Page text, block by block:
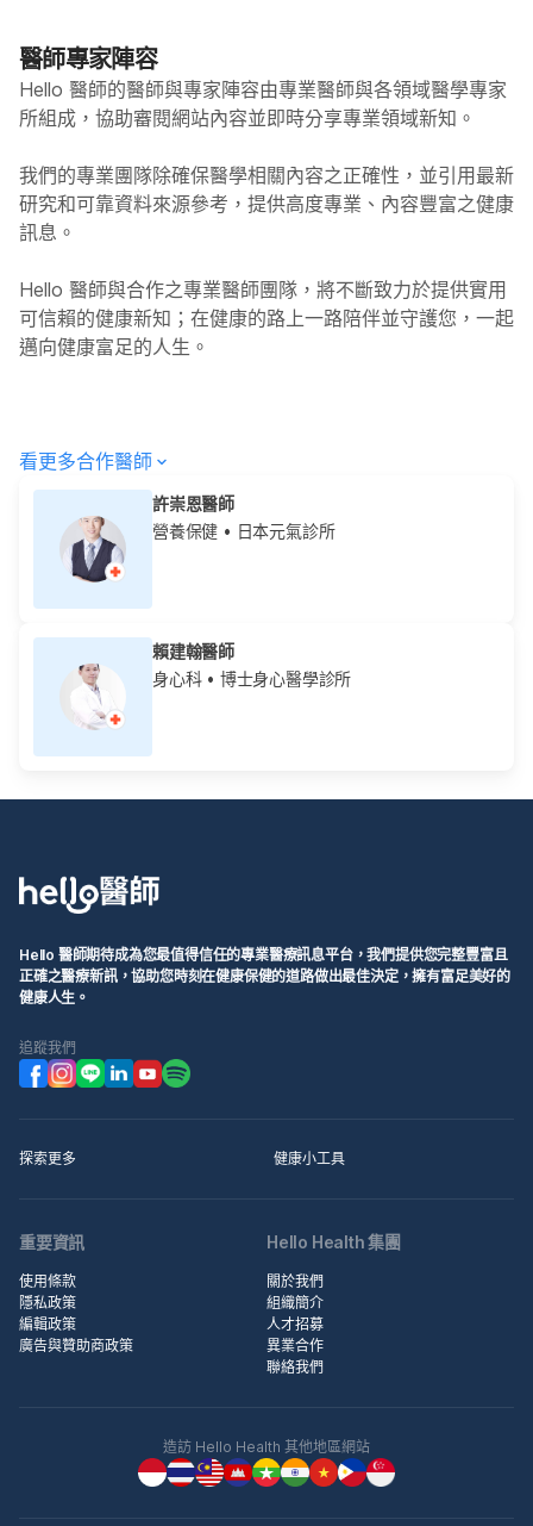
醫師專家陣容
Hello 醫師的醫師與專家陣容由專業醫師與各領域醫學專家
所組成，協助審閱網站內容並即時分享專業領域新知。
我們的專業團隊除確保醫學相關內容之正確性，並引用最新
研究和可靠資料來源參考，提供高度專業、內容豐富之健康
訊息。
Hello 醫師與合作之專業醫師團隊，將不斷致力於提供實用
可信賴的健康新知；在健康的路上一路陪伴並守護您，一起
邁向健康富足的人生。
看更多合作醫師
許崇恩醫師
營養保健 • 日本元氣診所
賴建翰醫師
身心科• 博士身心醫學診所
Hello 醫師期待成為您最值得信任的專業醫療訊息平台，我們提供您完整豐富且
正確之醫療新訊，協助您時刻在健康保健的道路做出最佳決定，擁有富足美好的
健康人生。
追蹤我們
探索更多 健康小工具
重要資訊
使用條款
隱私政策
編輯政策
廣告與贊助商政策
Hello Health 集團
關於我們
組織簡介
人才招募
異業合作
聯絡我們
造訪 Hello Health 其他地區網站